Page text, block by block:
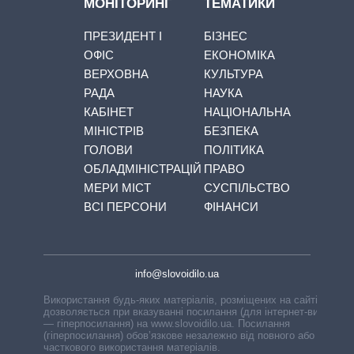
МОНІТОРИНГ
ПРЕЗИДЕНТ І
ОФІС
ВЕРХОВНА
РАДА
КАБІНЕТ
МІНІСТРІВ
ГОЛОВИ
ОБЛАДМІНІСТРАЦІЙ
МЕРИ МІСТ
ВСІ ПЕРСОНИ
ТЕМАТИКИ
БІЗНЕС
ЕКОНОМІКА
КУЛЬТУРА
НАУКА
НАЦІОНАЛЬНА
БЕЗПЕКА
ПОЛІТИКА
ПРАВО
СУСПІЛЬСТВО
ФІНАНСИ
info@slovoidilo.ua
Використання будь-яких матеріалів, розміщених на сайті,
дозволяється при вказуванні посилання (для інтернет-видань
— гіперпосилання) на www.slovoidilo.ua. Посилання
(гіперпосилання) обов’язкове незалежно від повного або
часткового використання матеріалів.